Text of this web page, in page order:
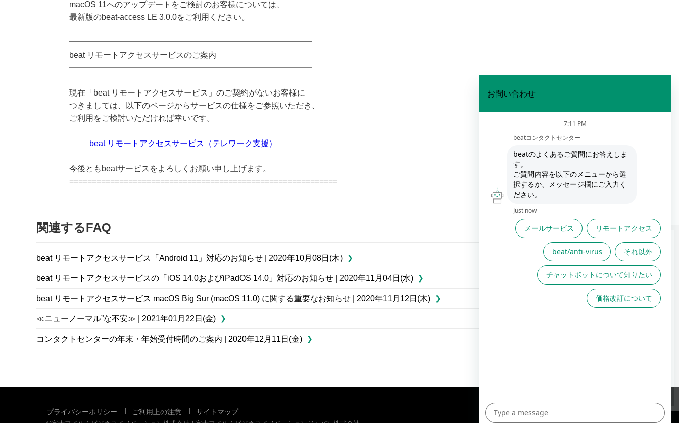
macOS 11へのアップデートをご検討のお客様については、
最新版のbeat-access LE 3.0.0をご利用ください。
━━━━━━━━━━━━━━━━━━━━━━━━━━━━━━
beat リモートアクセスサービスのご案内
━━━━━━━━━━━━━━━━━━━━━━━━━━━━━━
現在「beat リモートアクセスサービス」のご契約がないお客様に
つきましては、以下のページからサービスの仕様をご参照いただき、
ご利用をご検討いただければ幸いです。
beat リモートアクセスサービス（テレワーク支援）
今後ともbeatサービスをよろしくお願い申し上げます。
===========================================================
関連するFAQ
beat リモートアクセスサービス「Android 11」対応のお知らせ | 2020年10月08日(木)
beat リモートアクセスサービスの「iOS 14.0およびiPadOS 14.0」対応のお知らせ | 2020年11月04日(水)
beat リモートアクセスサービス macOS Big Sur (macOS 11.0) に関する重要なお知らせ | 2020年11月12日(木)
≪ニューノーマル”な不安≫ | 2021年01月22日(金)
コンタクトセンターの年末・年始受付時間のご案内 | 2020年12月11日(金)
FAQは役に立ちましたか？
プライバシーポリシー ご利用上の注意 サイトマップ